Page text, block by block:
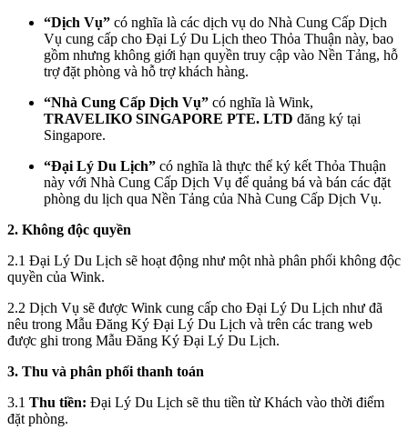
“Dịch Vụ” có nghĩa là các dịch vụ do Nhà Cung Cấp Dịch
Vụ cung cấp cho Đại Lý Du Lịch theo Thỏa Thuận này, bao
gồm nhưng không giới hạn quyền truy cập vào Nền Tảng, hỗ
trợ đặt phòng và hỗ trợ khách hàng.
“Nhà Cung Cấp Dịch Vụ” có nghĩa là Wink,
TRAVELIKO SINGAPORE PTE. LTD đăng ký tại
Singapore.
“Đại Lý Du Lịch” có nghĩa là thực thể ký kết Thỏa Thuận
này với Nhà Cung Cấp Dịch Vụ để quảng bá và bán các đặt
phòng du lịch qua Nền Tảng của Nhà Cung Cấp Dịch Vụ.
2. Không độc quyền
2.1 Đại Lý Du Lịch sẽ hoạt động như một nhà phân phối không độc
quyền của Wink.
2.2 Dịch Vụ sẽ được Wink cung cấp cho Đại Lý Du Lịch như đã
nêu trong Mẫu Đăng Ký Đại Lý Du Lịch và trên các trang web
được ghi trong Mẫu Đăng Ký Đại Lý Du Lịch.
3. Thu và phân phối thanh toán
3.1 Thu tiền: Đại Lý Du Lịch sẽ thu tiền từ Khách vào thời điểm
đặt phòng.